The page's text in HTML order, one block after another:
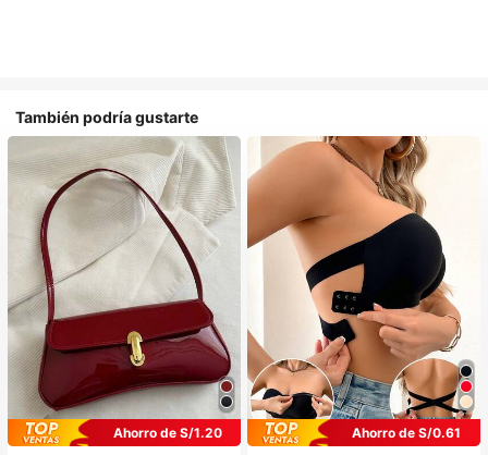
También podría gustarte
Ahorro de S/1.20
Ahorro de S/0.61